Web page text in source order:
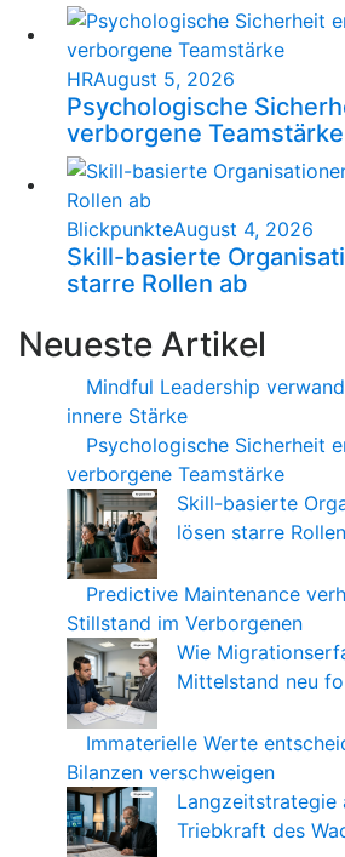
HRAugust 5, 2026
Psychologische
verborgene Teamstärke
BlickpunkteAugust 4, 2026
Skill-basierte
starre Rollen ab
Neueste Artikel
Mindful Leadership
innere Stärke
Psychologische Sicherheit
verborgene Teamstärke
Skill-basierte
lösen starre
Predictive Maintenance
Stillstand im Verborgenen
Wie
Mittelstand neu
Immaterielle Werte
Bilanzen verschweigen
Langzeitstrategie
Triebkraft des